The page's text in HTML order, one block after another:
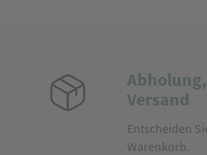
Versand
Entscheiden
Warenkorb.